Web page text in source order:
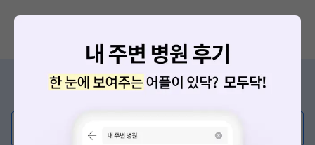
증상/치료, 궁금한 점이 있나요?
💬 무엇이든 물어보세요